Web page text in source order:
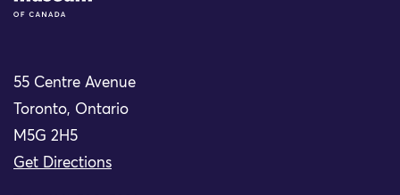
55 Centre Avenue
Toronto, Ontario
M5G 2H5
Get Directions